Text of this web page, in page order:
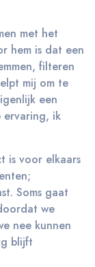
met het
hem is dat een
filteren
mij om te
een
ervaring, ik
is voor elkaars
Soms gaat
we
nee kunnen
blijft